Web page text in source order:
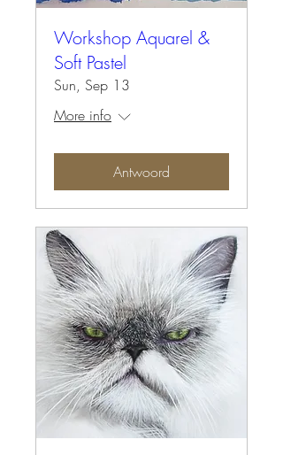
Workshop Aquarel &
Soft Pastel
Sun, Sep 13
More info
Antwoord